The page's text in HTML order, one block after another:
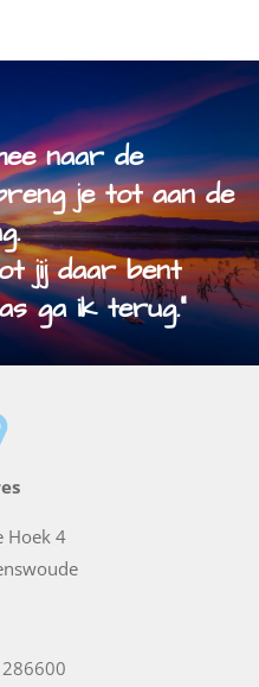
naar de
je tot aan de
jij daar bent
ga ik terug.”
Hoek 4